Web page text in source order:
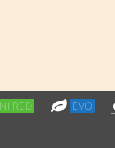
RED EVO
EVO